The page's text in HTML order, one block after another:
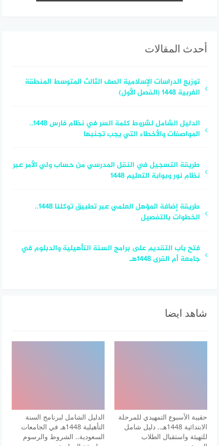
أحدث المقالات
توزيع الدراسات الإسلامية الصف الثالث المتوسط المنطقة
الغربية 1448 (الفصل الأول)
الدليل الشامل لشروط كلمة السر في نظام فارس 1448..
المواصفات والأخطاء التي يجب تجنبها
طريقة التسجيل في النقل المدرسي من حساب ولي الأمر عبر
نظام نور وبوابة التعليم 1448
طريقة إضافة المؤهل العلمي عبر تطبيق توكلنا 1448..
الخطوات بالتفصيل
فتح باب التقديم على برامج السنة التأهيلية والدبلوم في
جامعة أم القرى 1448هـ
شاهد ايضا
حقيبة الأسبوع التمهيدي للمرحلة
الابتدائية 1448هـ.. دليل شامل
للتهيئة واستقبال الطلاب
الدليل الشامل لبرنامج السنة
التأهيلية 1448هـ في الجامعات
السعودية.. الشروط والرسوم